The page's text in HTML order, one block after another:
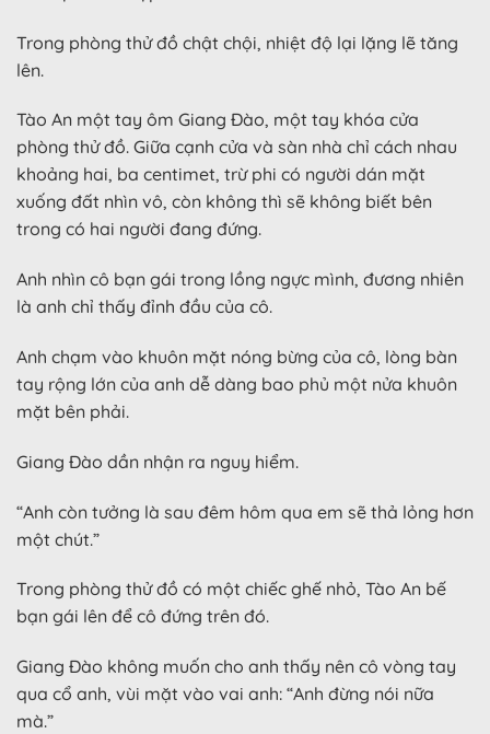
Trong phòng thử đồ chật chội, nhiệt độ lại lặng lẽ tăng
lên.
Tào An một tay ôm Giang Đào, một tay khóa cửa
phòng thử đồ. Giữa cạnh cửa và sàn nhà chỉ cách nhau
khoảng hai, ba centimet, trừ phi có người dán mặt
xuống đất nhìn vô, còn không thì sẽ không biết bên
trong có hai người đang đứng.
Anh nhìn cô bạn gái trong lồng ngực mình, đương nhiên
là anh chỉ thấy đỉnh đầu của cô.
Anh chạm vào khuôn mặt nóng bừng của cô, lòng bàn
tay rộng lớn của anh dễ dàng bao phủ một nửa khuôn
mặt bên phải.
Giang Đào dần nhận ra nguy hiểm.
“Anh còn tưởng là sau đêm hôm qua em sẽ thả lỏng hơn
một chút.”
Trong phòng thử đồ có một chiếc ghế nhỏ, Tào An bế
bạn gái lên để cô đứng trên đó.
Giang Đào không muốn cho anh thấy nên cô vòng tay
qua cổ anh, vùi mặt vào vai anh: “Anh đừng nói nữa
mà.”